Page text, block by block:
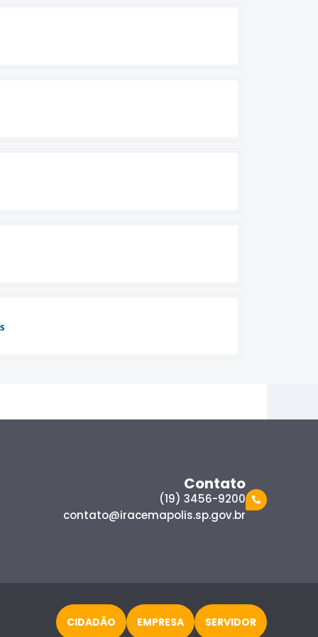
Contato
(19) 3456-9200
contato@iracemapolis.sp.gov.br
CIDADÃO EMPRESA SERVIDOR